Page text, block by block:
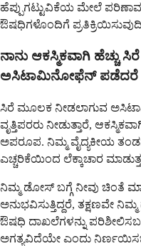
ಹೆಪ್ಪುಗಟ್ಟುವಿಕೆಯ ಮೇಲೆ
ಔಷಧಿಗಳೊಂದಿಗೆ
ನಾನು ಆಕಸ್ಮಿಕವಾಗಿ ಹೆಚ್ಚು
ಅಸಿಟಾಮಿನೋಫೆನ್ ಪಡೆದರೆ
ಸಿರೆ ಮೂಲಕ ನೀಡಲಾಗುವ
ವೃತ್ತಿಪರರು ನೀಡುತ್ತಾರೆ,
ಅಪರೂಪ. ನಿಮ್ಮ ವೈದ್ಯಕೀಯ
ಎಚ್ಚರಿಕೆಯಿಂದ ಲೆಕ್ಕಾಚಾರ
ನಿಮ್ಮ ಡೋಸ್ ಬಗ್ಗೆ ನೀವು ಚಿಂತೆ
ಅನುಭವಿಸುತ್ತಿದ್ದರೆ, ತಕ್ಷಣವೇ
ಔಷಧಿ ದಾಖಲೆಗಳನ್ನು
ಅಗತ್ಯವಿದೆಯೇ ಎಂದು